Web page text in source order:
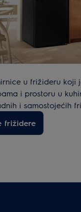
u frižideru koji
i prostoru u
i samostojećih
frižidere